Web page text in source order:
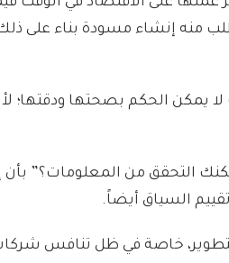
منه إنشاء مسودة بناء على
يمكن الحكم بصحتها ودقتها؛
التحقق من المعلومات؟” بأن
السياق أيضاً.
خاصة في ظل تنافس